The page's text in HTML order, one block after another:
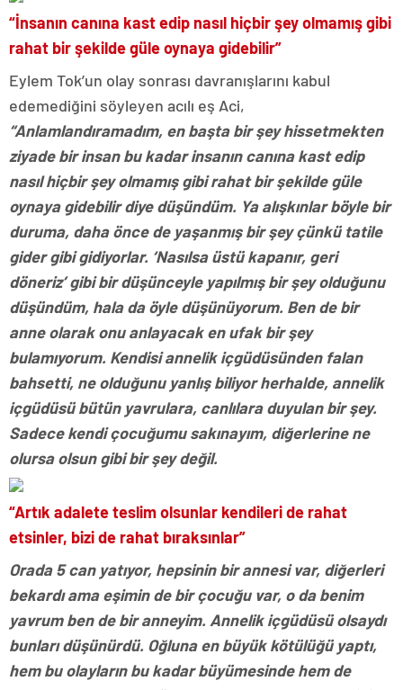
“İnsanın canına kast edip nasıl hiçbir şey olmamış gibi
rahat bir şekilde güle oynaya gidebilir”
Eylem Tok’un olay sonrası davranışlarını kabul
edemediğini söyleyen acılı eş Aci,
“Anlamlandıramadım, en başta bir şey hissetmekten
ziyade bir insan bu kadar insanın canına kast edip
nasıl hiçbir şey olmamış gibi rahat bir şekilde güle
oynaya gidebilir diye düşündüm. Ya alışkınlar böyle bir
duruma, daha önce de yaşanmış bir şey çünkü tatile
gider gibi gidiyorlar. ‘Nasılsa üstü kapanır, geri
döneriz’ gibi bir düşünceyle yapılmış bir şey olduğunu
düşündüm, hala da öyle düşünüyorum. Ben de bir
anne olarak onu anlayacak en ufak bir şey
bulamıyorum. Kendisi annelik içgüdüsünden falan
bahsetti, ne olduğunu yanlış biliyor herhalde, annelik
içgüdüsü bütün yavrulara, canlılara duyulan bir şey.
Sadece kendi çocuğumu sakınayım, diğerlerine ne
olursa olsun gibi bir şey değil.
“Artık adalete teslim olsunlar kendileri de rahat
etsinler, bizi de rahat bıraksınlar”
Orada 5 can yatıyor, hepsinin bir annesi var, diğerleri
bekardı ama eşimin de bir çocuğu var, o da benim
yavrum ben de bir anneyim. Annelik içgüdüsü olsaydı
bunları düşünürdü. Oğluna en büyük kötülüğü yaptı,
hem bu olayların bu kadar büyümesinde hem de